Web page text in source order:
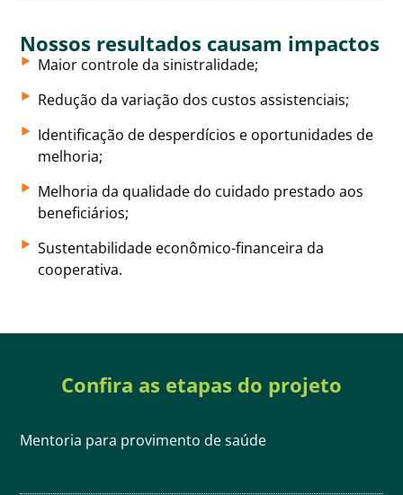
Nossos resultados causam impactos
Maior controle da sinistralidade;
Redução da variação dos custos assistenciais;
Identificação de desperdícios e oportunidades de
melhoria;
Melhoria da qualidade do cuidado prestado aos
beneficiários;
Sustentabilidade econômico-financeira da
cooperativa.
Confira as etapas do projeto
Mentoria para provimento de saúde